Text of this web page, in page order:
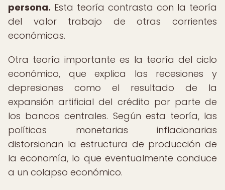
persona. Esta teoría contrasta con la teoría
del valor trabajo de otras corrientes
económicas.
Otra teoría importante es la teoría del ciclo
económico, que explica las recesiones y
depresiones como el resultado de la
expansión artificial del crédito por parte de
los bancos centrales. Según esta teoría, las
políticas monetarias inflacionarias
distorsionan la estructura de producción de
la economía, lo que eventualmente conduce
a un colapso económico.